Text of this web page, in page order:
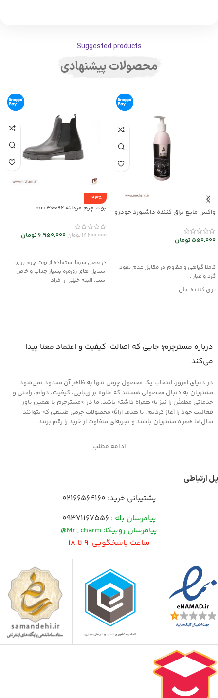
Suggested products
محصولات پیشنهادی
واکس مایع براق کننده داشبورد خودرو
550,000تومان
کاملا گیاهی و مقاوم در مقابل عدم نفوذ
گرد و غبار .
براق کننده عالی .
روش مصرف :
ابتدا سطح مورد نظر را کاملا از هرگونه گرد و
غبار تمیز کرده و سپس لایه ای نازک از این
تا خشک شود ، سپس با دستمالی تمیز یا پد
های مخصوص که در همین بخش اکسسوری
موجود است سطح را جلادهید .
-43%
بوت چرم مردانه mrc30092
12,200,000تومان6,950,000 تومان
در فصل سرما استفاده از بوت چرم برای
استایل های روزمره بسیار جذاب و خاص
است. البته خیلی از افراد
درباره مسترچرم؛ جایی که اصالت، کیفیت و اعتماد معنا پیدا
می‌کند
در دنیای امروز، انتخاب یک محصول چرمی تنها به ظاهر آن محدود نمی‌شود.
مشتریان به دنبال محصولی هستند که علاوه بر زیبایی، کیفیت، دوام، راحتی و
خدماتی مطمئن را نیز به همراه داشته باشد. ما در *مسترچرم با همین باور
فعالیت خود را آغاز کردیم؛ با هدف ارائه محصولات چرمی طبیعی که بتوانند
سال‌ها همراه مشتریان باشند و تجربه‌ای متفاوت از خرید را رقم بزنند.
ادامه مطلب
پل ارتباطی
پشتیبانی خرید: 02166564160
پیامرسان بله : 09371167556
پیامرسان روبیکا: Mr_charm@
ساعت پاسخگویی: 9 تا 18